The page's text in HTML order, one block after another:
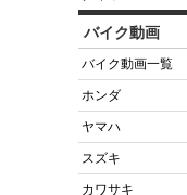
バイク動画
バイク動画一覧
ホンダ
ヤマハ
スズキ
カワサキ